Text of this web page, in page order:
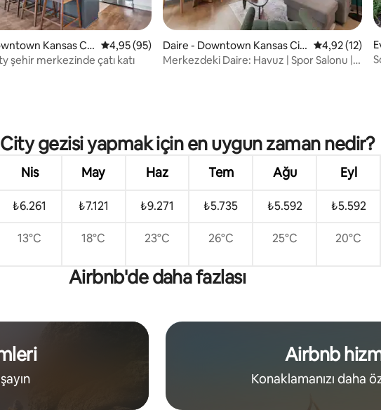
puan, 81 değerlendirme
Kansas Cit 5 üzerinden ortalama 4,95 puan, 95 değerlendirme
4,95 (95)
şehir merkezinde çatı katı
Daire - Downtown Kansas Cit
y
5 üzerinden
4,92 (12)
Merkezdeki Daire: Havuz | Spor Salonu |
gezisi yapmak için en uygun zaman nedir?
Nis May Haz Tem Ağu Eyl
₺6.261 ₺7.121 ₺9.271 ₺5.735 ₺5.592 ₺5.592
13°C 18°C 23°C 26°C 25°C 20°C
Airbnb'de daha fazlası
Airbnb
Konaklamanızı daha